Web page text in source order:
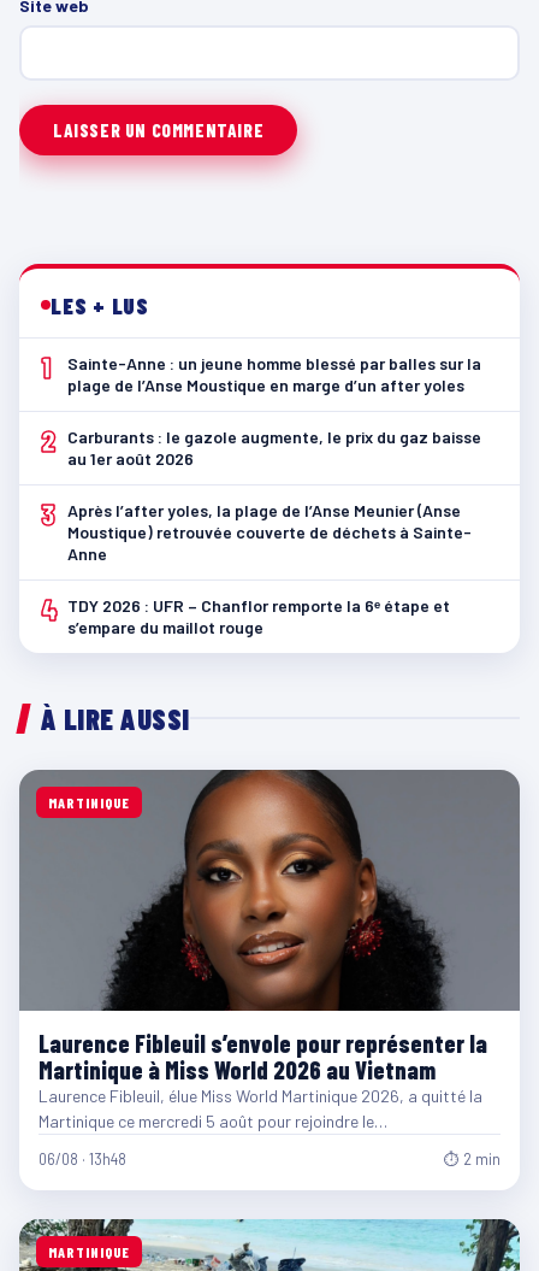
Site web
LES + LUS
1
Sainte-Anne : un jeune homme blessé par balles sur la
plage de l’Anse Moustique en marge d’un after yoles
2
Carburants : le gazole augmente, le prix du gaz baisse
au 1er août 2026
3 Après l’after yoles, la plage de l’Anse Meunier (Anse
Moustique) retrouvée couverte de déchets à Sainte-
Anne
4 TDY 2026 : UFR – Chanflor remporte la 6ᵉ étape et
s’empare du maillot rouge
À LIRE AUSSI
MARTINIQUE
Laurence Fibleuil s’envole pour représenter la
Martinique à Miss World 2026 au Vietnam
Laurence Fibleuil, élue Miss World Martinique 2026, a quitté la
Martinique ce mercredi 5 août pour rejoindre le…
06/08 · 13h48 ⏱ 2 min
MARTINIQUE